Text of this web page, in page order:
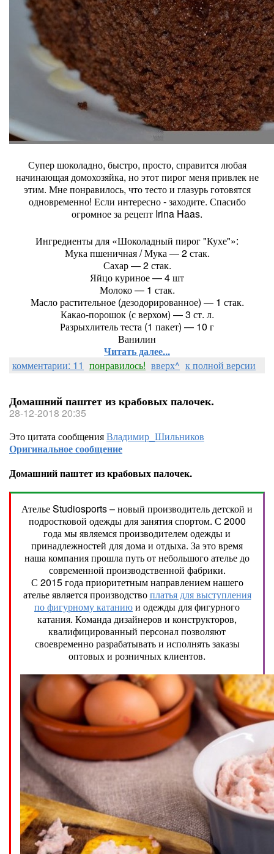
Супер шоколадно, быстро, просто, справится любая
начинающая домохозяйка, но этот пирог меня привлек не
этим. Мне понравилось, что тесто и глазурь готовятся
одновременно! Если интересно - заходите. Спасибо
огромное за рецепт Irina Haas.
Ингредиенты для «Шоколадный пирог "Кухе"»:
Мука пшеничная / Мука — 2 стак.
Сахар — 2 стак.
Яйцо куриное — 4 шт
Молоко — 1 стак.
Масло растительное (дезодорированное) — 1 стак.
Какао-порошок (с верхом) — 3 ст. л.
Разрыхлитель теста (1 пакет) — 10 г
Ванилин
Читать далее...
комментарии: 11 понравилось! вверх^ к полной версии
Домашний паштет из крабовых палочек.
28-12-2018 20:35
Это цитата сообщенияВладимир_Шильников
Оригинальное сообщение
Домашний паштет из крабовых палочек.
Ателье Studiosports – новый производитель детской и
подростковой одежды для занятия спортом. С 2000
года мы являемся производителем одежды и
принадлежностей для дома и отдыха. За это время
наша компания прошла путь от небольшого ателье до
современной производственной фабрики.
С 2015 года приоритетным направлением нашего
ателье является производствоплатья для выступления
по фигурному катаниюи одежды для фигурного
катания. Команда дизайнеров и конструкторов,
квалифицированный персонал позволяют
своевременно разрабатывать и исполнять заказы
оптовых и розничных клиентов.